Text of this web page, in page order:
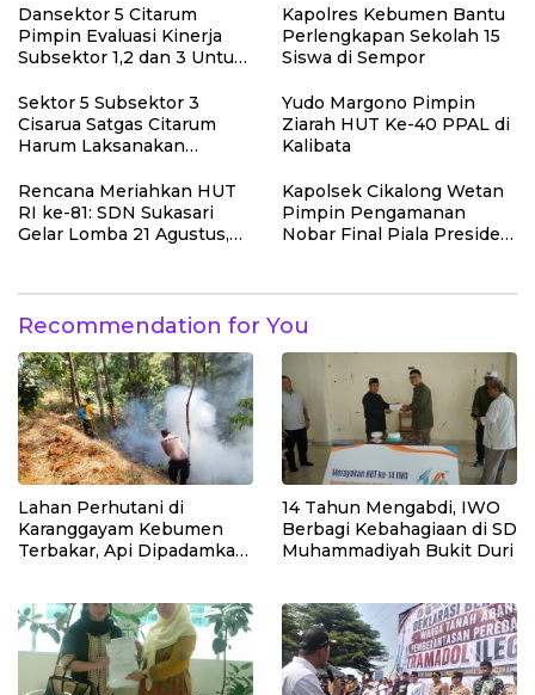
Bawa Bukti 14 Situs Cagar
Budaya dan Risiko Gempa
Sesar Baribis
Bergerak Bersama
Dansektor 5 Citarum
Pimpin Evaluasi Kinerja
Subsektor 1,2 dan 3 Untuk
Program Pemulihan
Lingkungan
Kapolres Kebumen Bantu
Perlengkapan Sekolah 15
Siswa di Sempor
Sektor 5 Subsektor 3
Cisarua Satgas Citarum
Harum Laksanakan
Lahan Pascalongsor dan
Perkuat Edukasi
Kepedulian Lingkungan
Yudo Margono Pimpin
Ziarah HUT Ke-40 PPAL di
Kalibata
Rencana Meriahkan HUT
RI ke-81: SDN Sukasari
Gelar Lomba 21 Agustus,
Kapolsek Cikalong Wetan
Pimpin Pengamanan
Nobar Final Piala Presiden
Recommendation for You
Lahan Perhutani di
Karanggayam Kebumen
Terbakar, Api Dipadamkan
14 Tahun Mengabdi, IWO
Berbagi Kebahagiaan di SD
Muhammadiyah Bukit Duri